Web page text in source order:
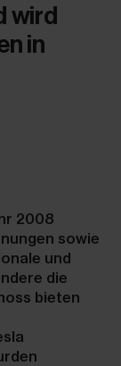
wird
in
2008
sowie
und
die
bieten